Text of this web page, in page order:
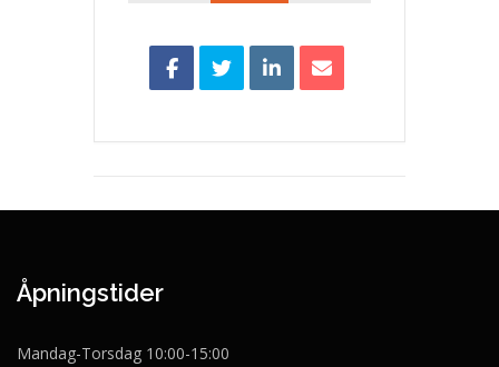
Åpningstider
Mandag-Torsdag 10:00-15:00